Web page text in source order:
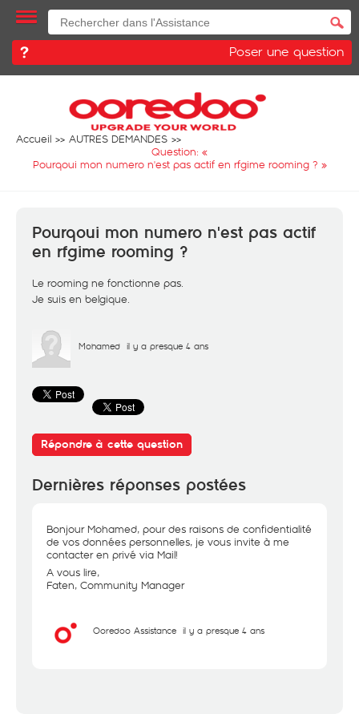
Poser une question
Accueil
AUTRES DEMANDES
Question: «
Pourqoui mon numero n'est pas actif en rfgime rooming ? »
Pourqoui mon numero n'est pas actif
en rfgime rooming ?
Le rooming ne fonctionne pas.
Je suis en belgique.
Mohamed il y a presque 4 ans
Répondre à cette question
Dernières réponses postées
Bonjour Mohamed, pour des raisons de confidentialité
de vos données personnelles, je vous invite à me
contacter en privé via Mail!
A vous lire,
Faten, Community Manager
Ooredoo Assistance il y a presque 4 ans